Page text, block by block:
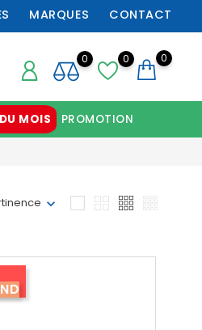
MARQUES CONTACT
0 0
0
MOIS PROMOTION